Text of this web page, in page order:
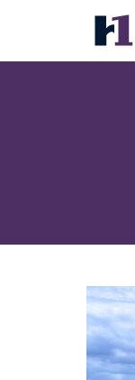
AEI
Árak